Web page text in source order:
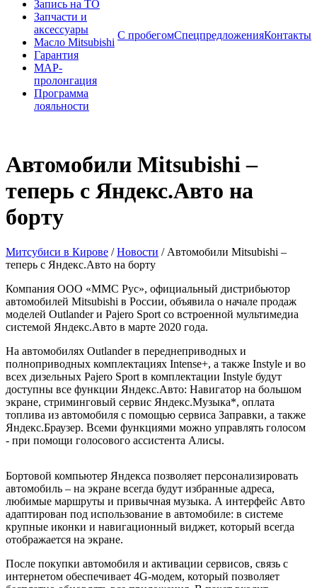
Запись на ТО
Запчасти и
аксессуары
Масло Mitsubishi
Гарантия
MAP-
пролонгация
Программа
лояльности
С пробегомСпецпредложенияКонтакты
Автомобили Mitsubishi –
теперь с Яндекс.Авто на
борту
Митсубиси в Кирове / Новости /Автомобили Mitsubishi –
теперь с Яндекс.Авто на борту
Компания ООО «ММС Рус», официальный дистрибьютор
автомобилей Mitsubishi в России, объявила о начале продаж
моделей Outlander и Pajero Sport cо встроенной мультимедиа
системой Яндекс.Авто в марте 2020 года.
На автомобилях Outlander в переднеприводных и
полноприводных комплектациях Intense+, а также Instyle и во
всех дизельных Pajero Sport в комплектации Instyle будут
доступны все функции Яндекс.Авто: Навигатор на большом
экране, стриминговый сервис Яндекс.Музыка*, оплата
топлива из автомобиля с помощью сервиса Заправки, а также
Яндекс.Браузер. Всеми функциями можно управлять голосом
- при помощи голосового ассистента Алисы.
Бортовой компьютер Яндекса позволяет персонализировать
автомобиль – на экране всегда будут избранные адреса,
любимые маршруты и привычная музыка. А интерфейс Авто
адаптирован под использование в автомобиле: в системе
крупные иконки и навигационный виджет, который всегда
отображается на экране.
После покупки автомобиля и активации сервисов, связь с
интернетом обеспечивает 4G-модем, который позволяет